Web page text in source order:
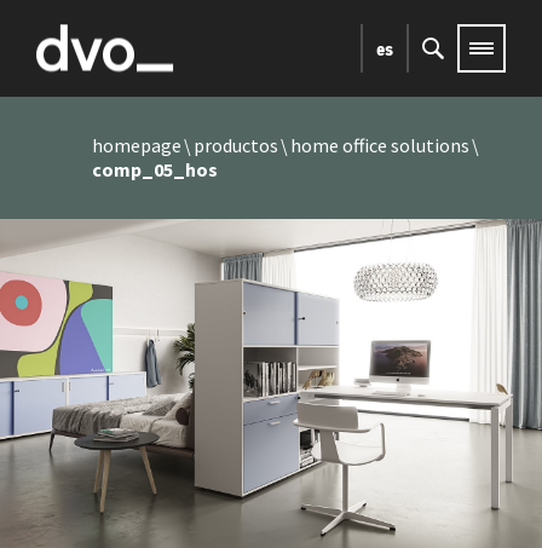
es
homepage productos home office solutions
comp_05_hos